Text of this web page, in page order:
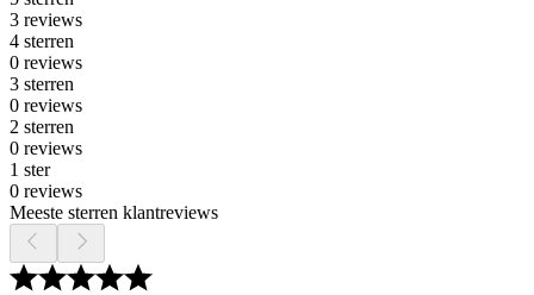
3 reviews
4 sterren
0 reviews
3 sterren
0 reviews
2 sterren
0 reviews
1 ster
0 reviews
Meeste sterren klantreviews